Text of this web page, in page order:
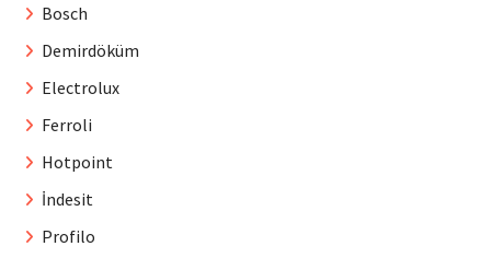
Bosch
Demirdöküm
Electrolux
Ferroli
Hotpoint
İndesit
Profilo